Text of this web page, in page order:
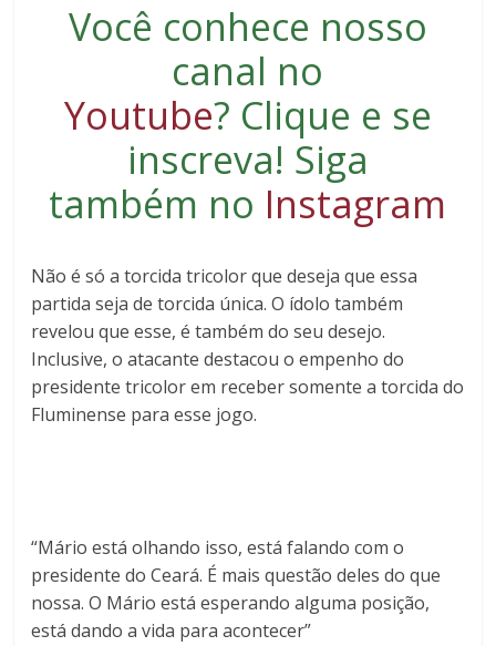
Você conhece nosso
canal no
Youtube? Clique e se
inscreva! Siga
também no Instagram
Não é só a torcida tricolor que deseja que essa
partida seja de torcida única. O ídolo também
revelou que esse, é também do seu desejo.
Inclusive, o atacante destacou o empenho do
presidente tricolor em receber somente a torcida do
Fluminense para esse jogo.
“Mário está olhando isso, está falando com o
presidente do Ceará. É mais questão deles do que
nossa. O Mário está esperando alguma posição,
está dando a vida para acontecer”